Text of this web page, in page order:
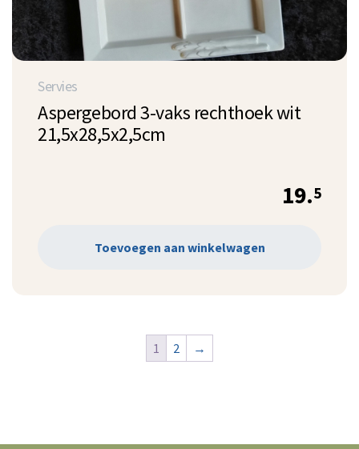
Servies
Aspergebord 3-vaks rechthoek wit
21,5x28,5x2,5cm
19.5
Toevoegen aan winkelwagen
1 2 →